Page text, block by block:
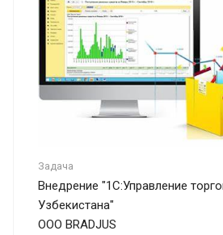
Задача
Внедрение "1С:Управление
Узбекистана"
OOO BRADJUS